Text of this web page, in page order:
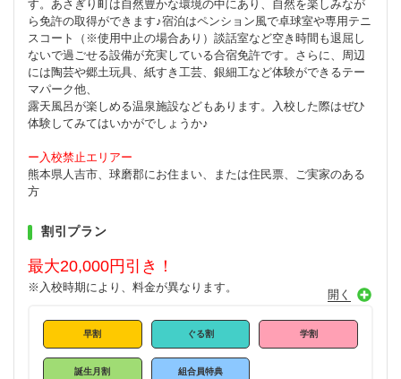
全国の運転免許センター・試験場一覧
す。あさぎり町は自然豊かな環境の中にあり、自然を楽しみなが
ら免許の取得ができます♪宿泊はペンション風で卓球室や専用テニ
スコート（※使用中止の場合あり）談話室など空き時間も退屈し
ないで過ごせる設備が充実している合宿免許です。さらに、周辺
には陶芸や郷土玩具、紙すき工芸、銀細工など体験ができるテー
マパーク他、
露天風呂が楽しめる温泉施設などもあります。入校した際はぜひ
体験してみてはいかがでしょうか♪
ー入校禁止エリアー
熊本県人吉市、球磨郡にお住まい、または住民票、ご実家のある
方
割引プラン
最大20,000円引き！
※入校時期により、料金が異なります。
早割 ぐる割 学割
誕生月割 組合員特典